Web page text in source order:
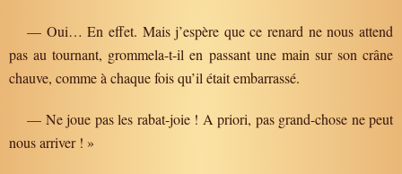
— Oui… En effet. Mais j’espère que ce renard ne nous attend
pas au tournant, grommela-t-il en passant une main sur son crâne
chauve, comme à chaque fois qu’il était embarrassé.
— Ne joue pas les rabat-joie ! A priori, pas grand-chose ne peut
nous arriver ! »